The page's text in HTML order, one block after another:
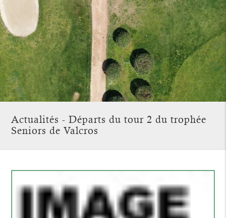
Actualités - Départs du tour 2 du trophée
Seniors de Valcros